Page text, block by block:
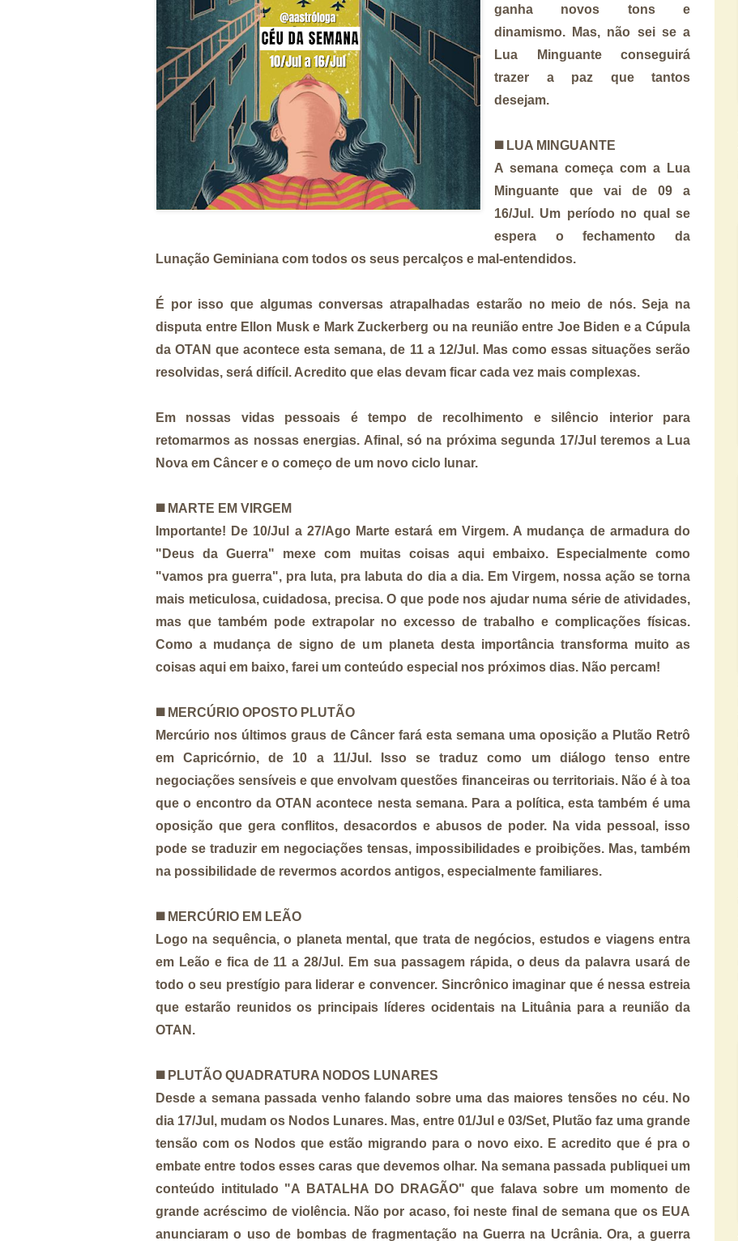
ganha novos tons e
dinamismo. Mas, não sei se a
Lua Minguante conseguirá
trazer a paz que tantos
desejam.
◼️ LUA MINGUANTE
A semana começa com a Lua
Minguante que vai de 09 a
16/Jul. Um período no qual se
espera o fechamento da
Lunação Geminiana com todos os seus percalços e mal-entendidos.
É por isso que algumas conversas atrapalhadas estarão no meio de nós. Seja na
disputa entre Ellon Musk e Mark Zuckerberg ou na reunião entre Joe Biden e a Cúpula
da OTAN que acontece esta semana, de 11 a 12/Jul. Mas como essas situações serão
resolvidas, será difícil. Acredito que elas devam ficar cada vez mais complexas.
Em nossas vidas pessoais é tempo de recolhimento e silêncio interior para
retomarmos as nossas energias. Afinal, só na próxima segunda 17/Jul teremos a Lua
Nova em Câncer e o começo de um novo ciclo lunar.
◼️ MARTE EM VIRGEM
Importante! De 10/Jul a 27/Ago Marte estará em Virgem. A mudança de armadura do
"Deus da Guerra" mexe com muitas coisas aqui embaixo. Especialmente como
"vamos pra guerra", pra luta, pra labuta do dia a dia. Em Virgem, nossa ação se torna
mais meticulosa, cuidadosa, precisa. O que pode nos ajudar numa série de atividades,
mas que também pode extrapolar no excesso de trabalho e complicações físicas.
Como a mudança de signo de um planeta desta importância transforma muito as
coisas aqui em baixo, farei um conteúdo especial nos próximos dias. Não percam!
◼️ MERCÚRIO OPOSTO PLUTÃO
Mercúrio nos últimos graus de Câncer fará esta semana uma oposição a Plutão Retrô
em Capricórnio, de 10 a 11/Jul. Isso se traduz como um diálogo tenso entre
negociações sensíveis e que envolvam questões financeiras ou territoriais. Não é à toa
que o encontro da OTAN acontece nesta semana. Para a política, esta também é uma
oposição que gera conflitos, desacordos e abusos de poder. Na vida pessoal, isso
pode se traduzir em negociações tensas, impossibilidades e proibições. Mas, também
na possibilidade de revermos acordos antigos, especialmente familiares.
◼️ MERCÚRIO EM LEÃO
Logo na sequência, o planeta mental, que trata de negócios, estudos e viagens entra
em Leão e fica de 11 a 28/Jul. Em sua passagem rápida, o deus da palavra usará de
todo o seu prestígio para liderar e convencer. Sincrônico imaginar que é nessa estreia
que estarão reunidos os principais líderes ocidentais na Lituânia para a reunião da
OTAN.
◼️ PLUTÃO QUADRATURA NODOS LUNARES
Desde a semana passada venho falando sobre uma das maiores tensões no céu. No
dia 17/Jul, mudam os Nodos Lunares. Mas, entre 01/Jul e 03/Set, Plutão faz uma grande
tensão com os Nodos que estão migrando para o novo eixo. E acredito que é pra o
embate entre todos esses caras que devemos olhar. Na semana passada publiquei um
conteúdo intitulado "A BATALHA DO DRAGÃO" que falava sobre um momento de
grande acréscimo de violência. Não por acaso, foi neste final de semana que os EUA
anunciaram o uso de bombas de fragmentação na Guerra na Ucrânia. Ora, a guerra